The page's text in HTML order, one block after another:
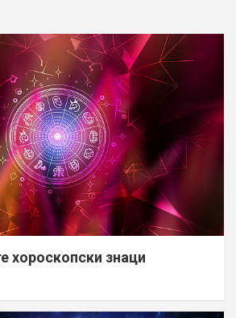
хороскопски знаци